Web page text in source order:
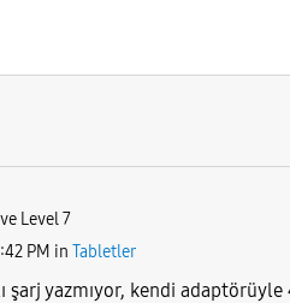
Level 7
PM in Tabletler
şarj yazmıyor, kendi